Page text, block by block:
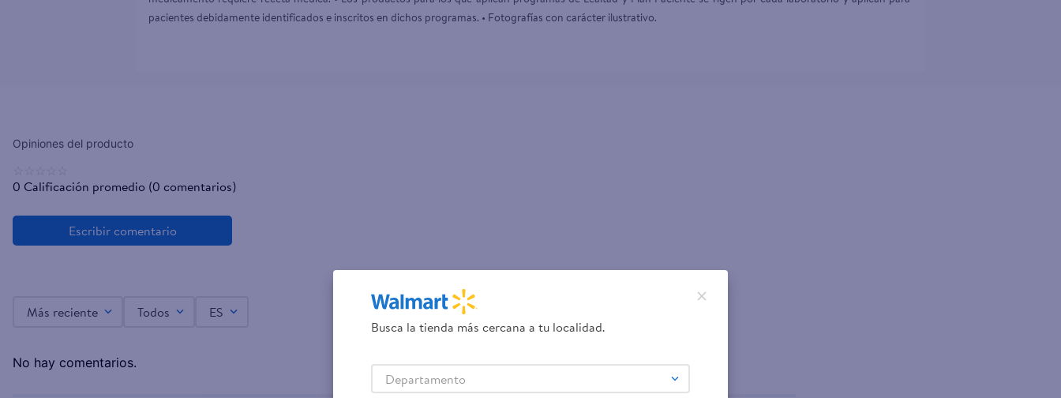
pacientes debidamente identificados e inscritos en dichos programas. • Fotografías con carácter ilustrativo.
0 Calificación promedio (0 comentarios)
Más reciente Todos ES
No hay comentarios.
Busca la tienda más cercana a tu localidad.
Departamento